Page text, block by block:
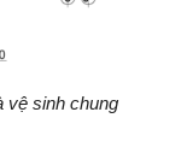
vệ sinh chung